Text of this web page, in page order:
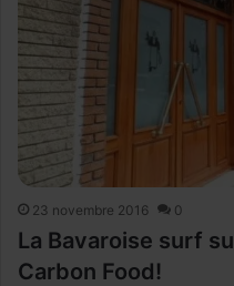
23 novembre 2016 0
La Bavaroise surf
Carbon Food!